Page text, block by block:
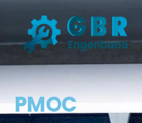
PMOC